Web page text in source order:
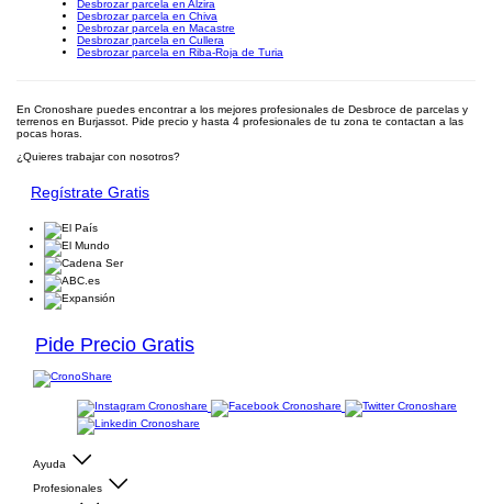
Desbrozar parcela en Alzira
Desbrozar parcela en Chiva
Desbrozar parcela en Macastre
Desbrozar parcela en Cullera
Desbrozar parcela en Riba-Roja de Turia
En Cronoshare puedes encontrar a los mejores profesionales de Desbroce de parcelas y
terrenos en Burjassot. Pide precio y hasta 4 profesionales de tu zona te contactan a las
pocas horas.
¿Quieres trabajar con nosotros?
Regístrate Gratis
Pide Precio Gratis
Ayuda
Profesionales